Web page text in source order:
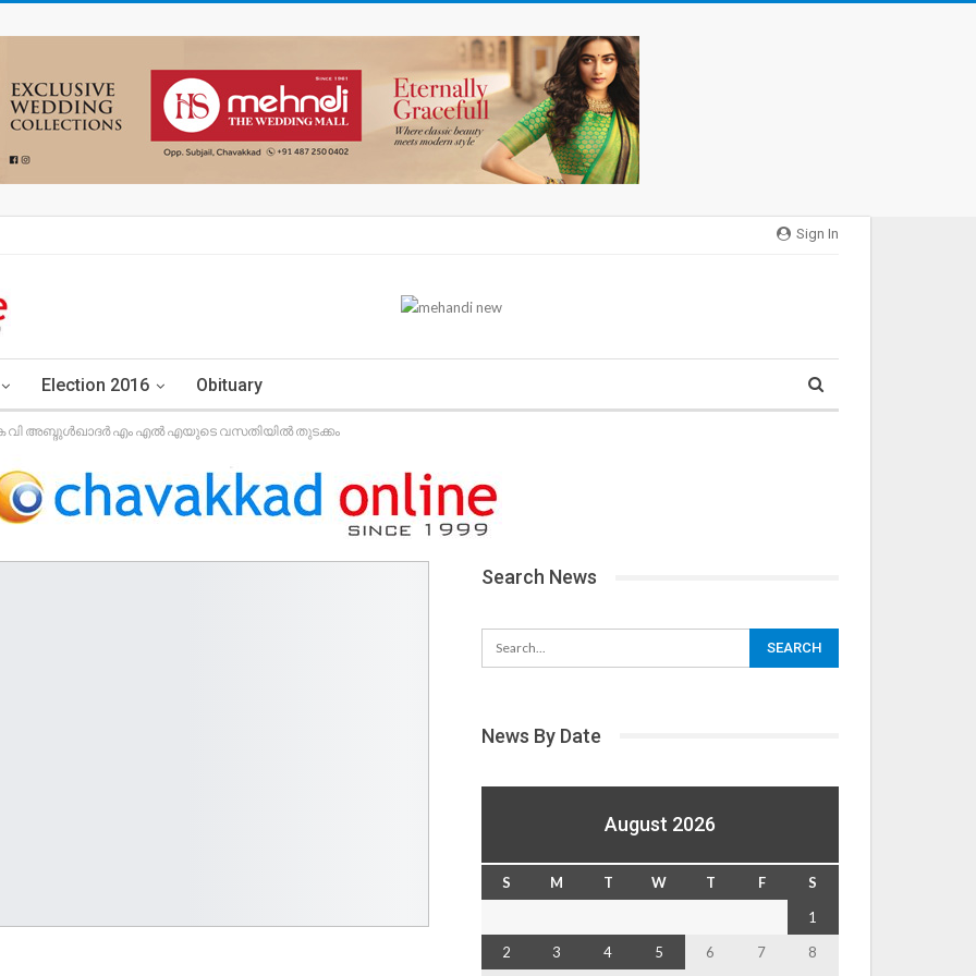
Sign In
Election 2016 Obituary
കെ വി അബ്ദുള്‍ഖാദര്‍ എം എല്‍ എയുടെ വസതിയില്‍ തുടക്കം
Search News
News By Date
August 2026
S M T W T F
S
1
2
3 4 5 6 7
8